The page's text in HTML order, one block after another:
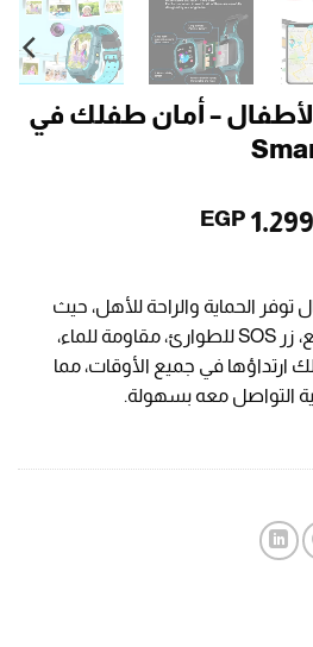
– أمان طفلك في
EGP
EGP
EGP 1.299,00.
الحماية والراحة للأهل، حيث
تجمع بين ميزات تتبع الموقع، زر SOS للطوارئ، مقاومة للماء،
ارتداؤها في جميع الأوقات، مما
التواصل معه بسهولة.